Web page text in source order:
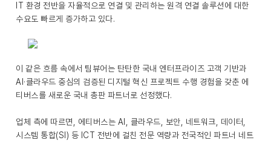
IT 환경 전반을 자율적으로 연결 및 관리하는 원격 연결 솔루션에 대한
수요도 빠르게 증가하고 있다.
이 같은 흐름 속에서 팀뷰어는 탄탄한 국내 엔터프라이즈 고객 기반과
AI·클라우드 중심의 검증된 디지털 혁신 프로젝트 수행 경험을 갖춘 에
티버스를 새로운 국내 총판 파트너로 선정했다.
업체 측에 따르면, 에티버스는 AI, 클라우드, 보안, 네트워크, 데이터,
시스템 통합(SI) 등 ICT 전반에 걸친 전문 역량과 전국적인 파트너 네트